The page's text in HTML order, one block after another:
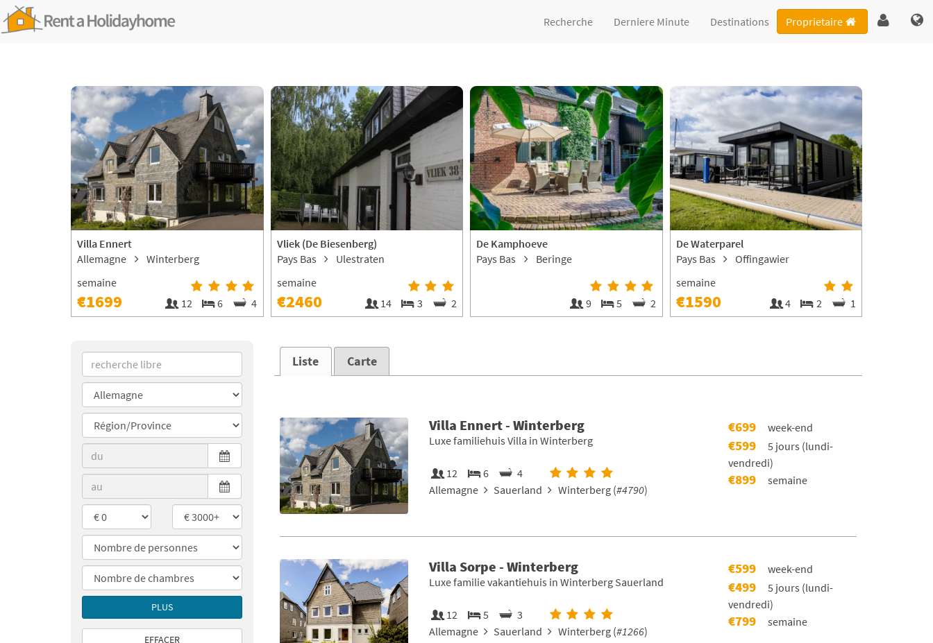
Proprietaire
Recherche Derniere Minute Destinations
Villa Ennert
Allemagne
Winterberg
semaine
€1699 12 6 4
Vliek (De Biesenberg)
Pays Bas
Ulestraten
semaine
€2460 14 3 2
De Kamphoeve
Pays Bas
Beringe
9 5 2
De Waterparel
Pays Bas
Offingawier
semaine
€1590 4 2 1
PLUS
EFFACER
Liste Carte
Villa Ennert - Winterberg
Luxe familiehuis Villa in Winterberg
12 6
4
Allemagne
Sauerland Winterberg (#4790)
€699 week-end
€599
5 jours (lundi-
vendredi)
€899 semaine
Villa Sorpe - Winterberg
Luxe familie vakantiehuis in Winterberg Sauerland
12 5
3
Allemagne
Sauerland Winterberg (#1266)
€599 week-end
€499
5 jours (lundi-
vendredi)
€799 semaine